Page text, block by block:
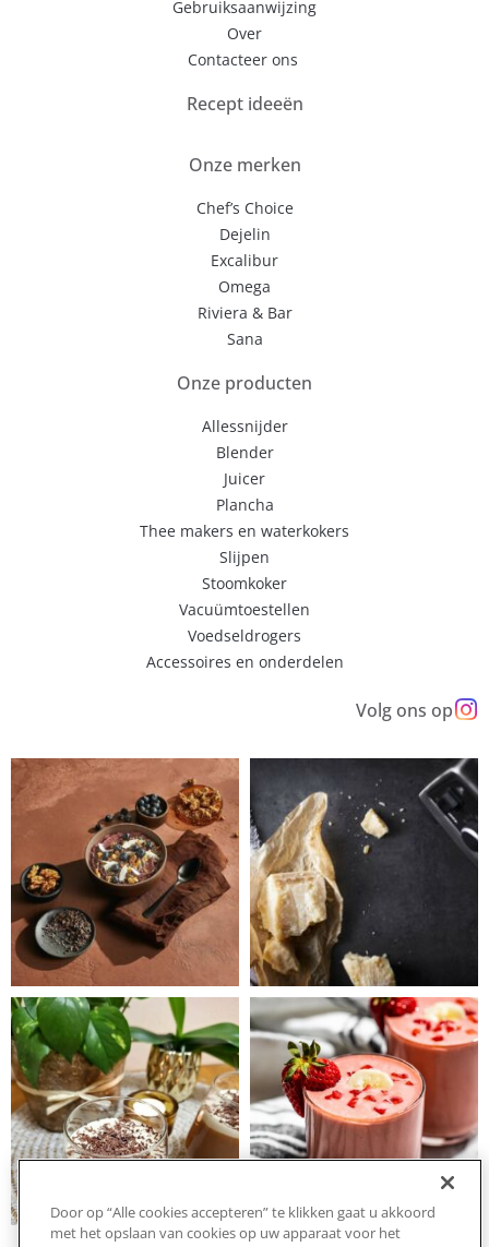
Gebruiksaanwijzing
Over
Contacteer ons
Recept ideeën
Onze merken
Chef’s Choice
Dejelin
Excalibur
Omega
Riviera & Bar
Sana
Onze producten
Allessnijder
Blender
Juicer
Plancha
Thee makers en waterkokers
Slijpen
Stoomkoker
Vacuümtoestellen
Voedseldrogers
Accessoires en onderdelen
Volg ons op
Door op “Alle cookies accepteren” te klikken gaat u akkoord
met het opslaan van cookies op uw apparaat voor het